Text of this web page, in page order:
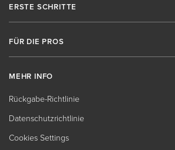
ERSTE SCHRITTE
FÜR DIE PROS
MEHR INFO
Rückgabe-Richtlinie
Datenschutzrichtlinie
Cookies Settings